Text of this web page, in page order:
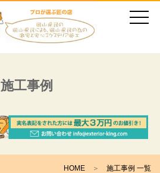
施工事例
HOME ＞ 施工事例 一覧